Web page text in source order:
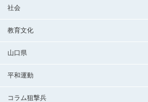
社会
教育文化
山口県
平和運動
コラム狙撃兵